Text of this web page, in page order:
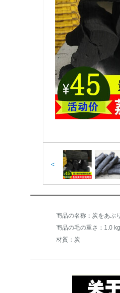
<
商品の毛の重さ：1.0 kg
材質：炭